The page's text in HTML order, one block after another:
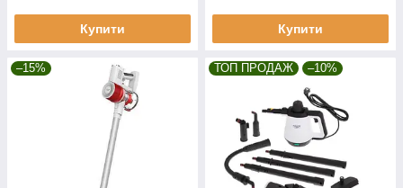
Купити Купити
–15% ТОП ПРОДАЖ –10%